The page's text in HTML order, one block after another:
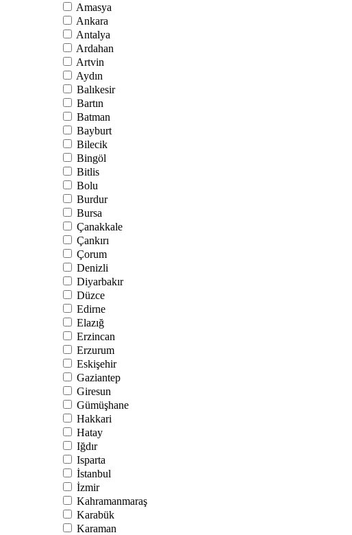
Amasya
Ankara
Antalya
Ardahan
Artvin
Aydın
Balıkesir
Bartın
Batman
Bayburt
Bilecik
Bingöl
Bitlis
Bolu
Burdur
Bursa
Çanakkale
Çankırı
Çorum
Denizli
Diyarbakır
Düzce
Edirne
Elazığ
Erzincan
Erzurum
Eskişehir
Gaziantep
Giresun
Gümüşhane
Hakkari
Hatay
Iğdır
Isparta
İstanbul
İzmir
Kahramanmaraş
Karabük
Karaman